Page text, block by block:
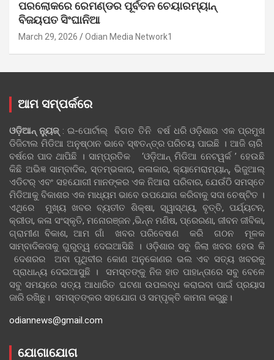
ପରଲୋକରେ ରେମଣ୍ଡର ପୂର୍ବତନ ଚେୟାରମ୍ୟାନ୍
ବିଜୟପତ ସିଂଘାନିଆ
March 29, 2026 Odian Media Network1
ଆମ ସମ୍ପର୍କରେ
ଓଡ଼ିଆନ୍‍ ନ୍ୟୁଜ୍‍: ଇ-ପୋର୍ଟାଲ୍ ବିଗତ ତିନି ବର୍ଷ ଧରି ଓଡ଼ିଶାର ଏକ ପ୍ରମୁଖ
ଡିଜିଟାଲ ମିଡିଆ ଅନୁଷ୍ଠାନ ଭାବେ ସ୍ଵତନ୍ତ୍ର ପରିଚୟ ପାଇଛି । ଆଜି ଚାରି
ବର୍ଷରେ ପାଦ ଥାପିଛି । ସାମ୍ପ୍ରତିକ ‘ଓଡ଼ିଆନ୍‍ ମିଡିଆ ନେଟୱର୍କ ’ ହେଉଛି
କିଛି ଅଭିଜ୍ଞ ସାମ୍ବାଦିକ, ସ୍ତମ୍ଭକାର, କଳାକାର, କ୍ୟାମେରାମ୍ୟାନ୍, ଭିଜୁଆଲ୍
ଏଡିଟର୍ ଏବଂ ସହଯୋଗୀ ମାନଙ୍କର ଏକ ନିଆରା ପରିବାର, ଯେଉଁଠି ସମସ୍ତେ
ମିଡିଆକୁ ବିକାଶର ଏକ ମାଧ୍ୟମ ଭାବେ ଉପଯୋଗ କରିବାକୁ ସଦା ଚେଷ୍ଟିତ ।
ଏଥିରେ ମୁଖ୍ୟ ଖବର ବ୍ୟତୀତ ଶିକ୍ଷା, ସ୍ୱାସ୍ଥ୍ୟ, ବୃତ୍ତି, ପର୍ଯ୍ୟଟନ,
କ୍ରୀଡା, କଳା ସଂସ୍କୃତି, ମନୋରଞ୍ଜନ ,ଭିନ୍ନ ମଣିଷ, ପ୍ରେରଣା, ଜୀବନ ଜୀବିକା,
ଗ୍ରାମୀଣ ବିକାଶ, ଆମ ଗାଁ ଖବର ପରିବେଷଣ କରି ଗଠନ ମୂଳକ
ସାମ୍ବାଦିକତାକୁ ଗୁରୁତ୍ୱ ଦେଇଆସିଛି । ଓଡ଼ିଶାର ସବୁ ଜିଲା ଖବର ହେଉ କି
ଦେଶରର ଅବା ପୃଥିବୀର କୋଣ ଅନୁକୋଣର ଭଲ ଏବ ସତ୍ୟ ଖବରକୁ
ପ୍ରାଧାନ୍ୟ ଦେଇଆସୁଛି । ସମସ୍ତଙ୍କୁ ନିଜ ହାତ ପାହାନ୍ତାରେ ସବୁ ବେଳେ
ସବୁ ସମୟରେ ସତ୍ୟ ଆଧାରିତ ଘଟଣା ଉପଲବ୍ଧ କରାଇବା ପାଇଁ ପ୍ରୟାସ
ଜାରି ରଖିଛୁ। ସମସ୍ତଙ୍କର ସହଯୋଗ ଓ ସମ୍ପୃକ୍ତି କାମନା କରୁଛୁ।
odiannews@gmail.com
ଯୋଗାଯୋଗ